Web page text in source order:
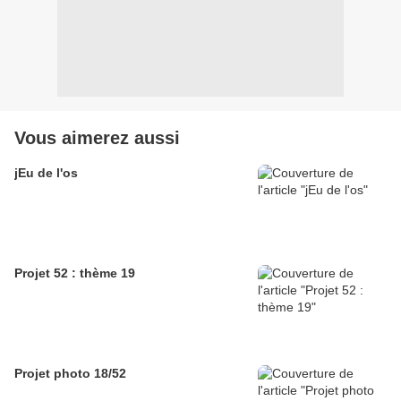
Vous aimerez aussi
jEu de l'os
Projet 52 : thème 19
Projet photo 18/52